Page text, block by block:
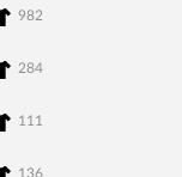
982
284
111